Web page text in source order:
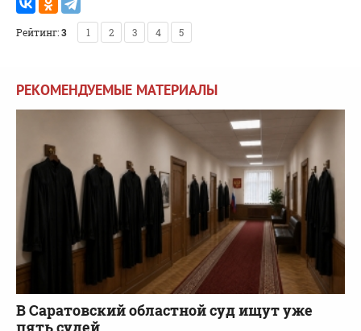
Рейтинг:3 1 2 3 4 5
РЕКОМЕНДУЕМЫЕ МАТЕРИАЛЫ
В Саратовский областной суд ищут уже
пять судей